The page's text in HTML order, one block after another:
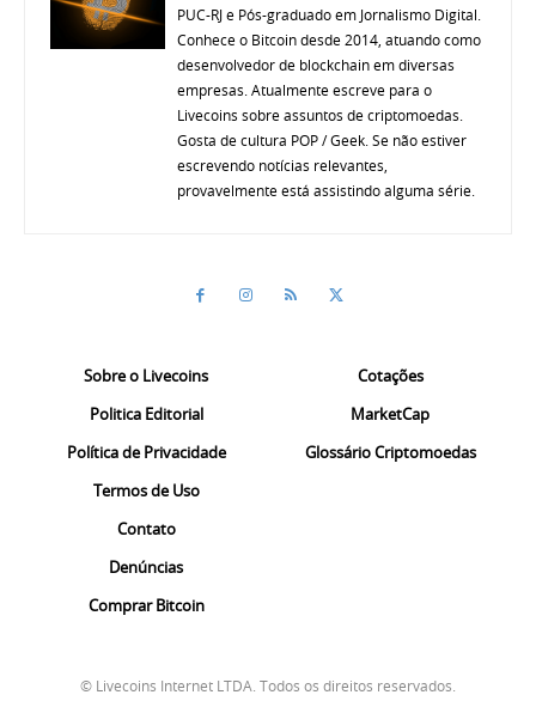
PUC-RJ e Pós-graduado em Jornalismo Digital.
Conhece o Bitcoin desde 2014, atuando como
desenvolvedor de blockchain em diversas
empresas. Atualmente escreve para o
Livecoins sobre assuntos de criptomoedas.
Gosta de cultura POP / Geek. Se não estiver
escrevendo notícias relevantes,
provavelmente está assistindo alguma série.
Sobre o Livecoins
Politica Editorial
Política de Privacidade
Termos de Uso
Contato
Denúncias
Comprar Bitcoin
Cotações
MarketCap
Glossário Criptomoedas
© Livecoins Internet LTDA. Todos os direitos reservados.